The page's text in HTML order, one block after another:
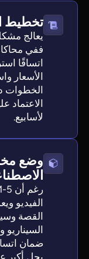
تخطيط
يعالج
اتساقًا
الأسعار
الخطوات
لأسابيع.
وضع
الفيديو
القصة
ضمان